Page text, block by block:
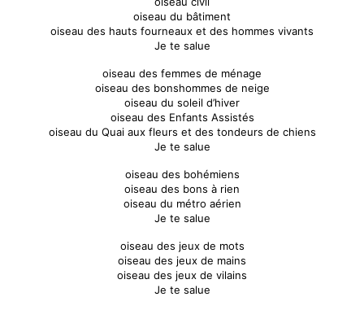
oiseau du bâtiment
oiseau des hauts fourneaux et des hommes vivants
Je te salue
oiseau des femmes de ménage
oiseau des bonshommes de neige
oiseau du soleil d’hiver
oiseau des Enfants Assistés
oiseau du Quai aux fleurs et des tondeurs de chiens
Je te salue
oiseau des bohémiens
oiseau des bons à rien
oiseau du métro aérien
Je te salue
oiseau des jeux de mots
oiseau des jeux de mains
oiseau des jeux de vilains
Je te salue